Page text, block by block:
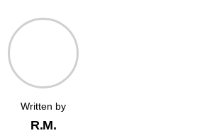
Written by
R.M.